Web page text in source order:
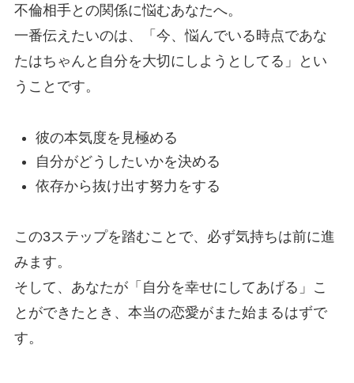
不倫相手との関係に悩むあなたへ。
一番伝えたいのは、「今、悩んでいる時点であな
たはちゃんと自分を大切にしようとしてる」とい
うことです。
彼の本気度を見極める
自分がどうしたいかを決める
依存から抜け出す努力をする
この3ステップを踏むことで、必ず気持ちは前に進
みます。
そして、あなたが「自分を幸せにしてあげる」こ
とができたとき、本当の恋愛がまた始まるはずで
す。